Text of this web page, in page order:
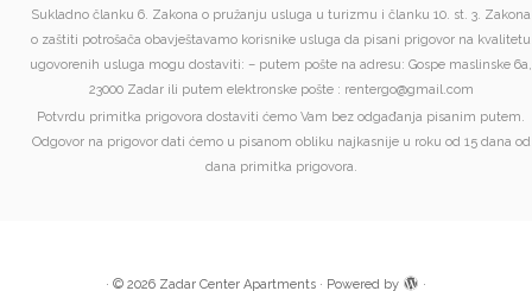
Sukladno članku 6. Zakona o pružanju usluga u turizmu i članku 10. st. 3. Zakona
o zaštiti potrošača obavještavamo korisnike usluga da pisani prigovor na kvalitetu
ugovorenih usluga mogu dostaviti: – putem pošte na adresu: Gospe maslinske 6a,
23000 Zadar ili putem elektronske pošte : rentergo@gmail.com
Potvrdu primitka prigovora dostaviti ćemo Vam bez odgađanja pisanim putem.
Odgovor na prigovor dati ćemo u pisanom obliku najkasnije u roku od 15 dana od
dana primitka prigovora.
· © 2026 Zadar Center Apartments · Powered by ·